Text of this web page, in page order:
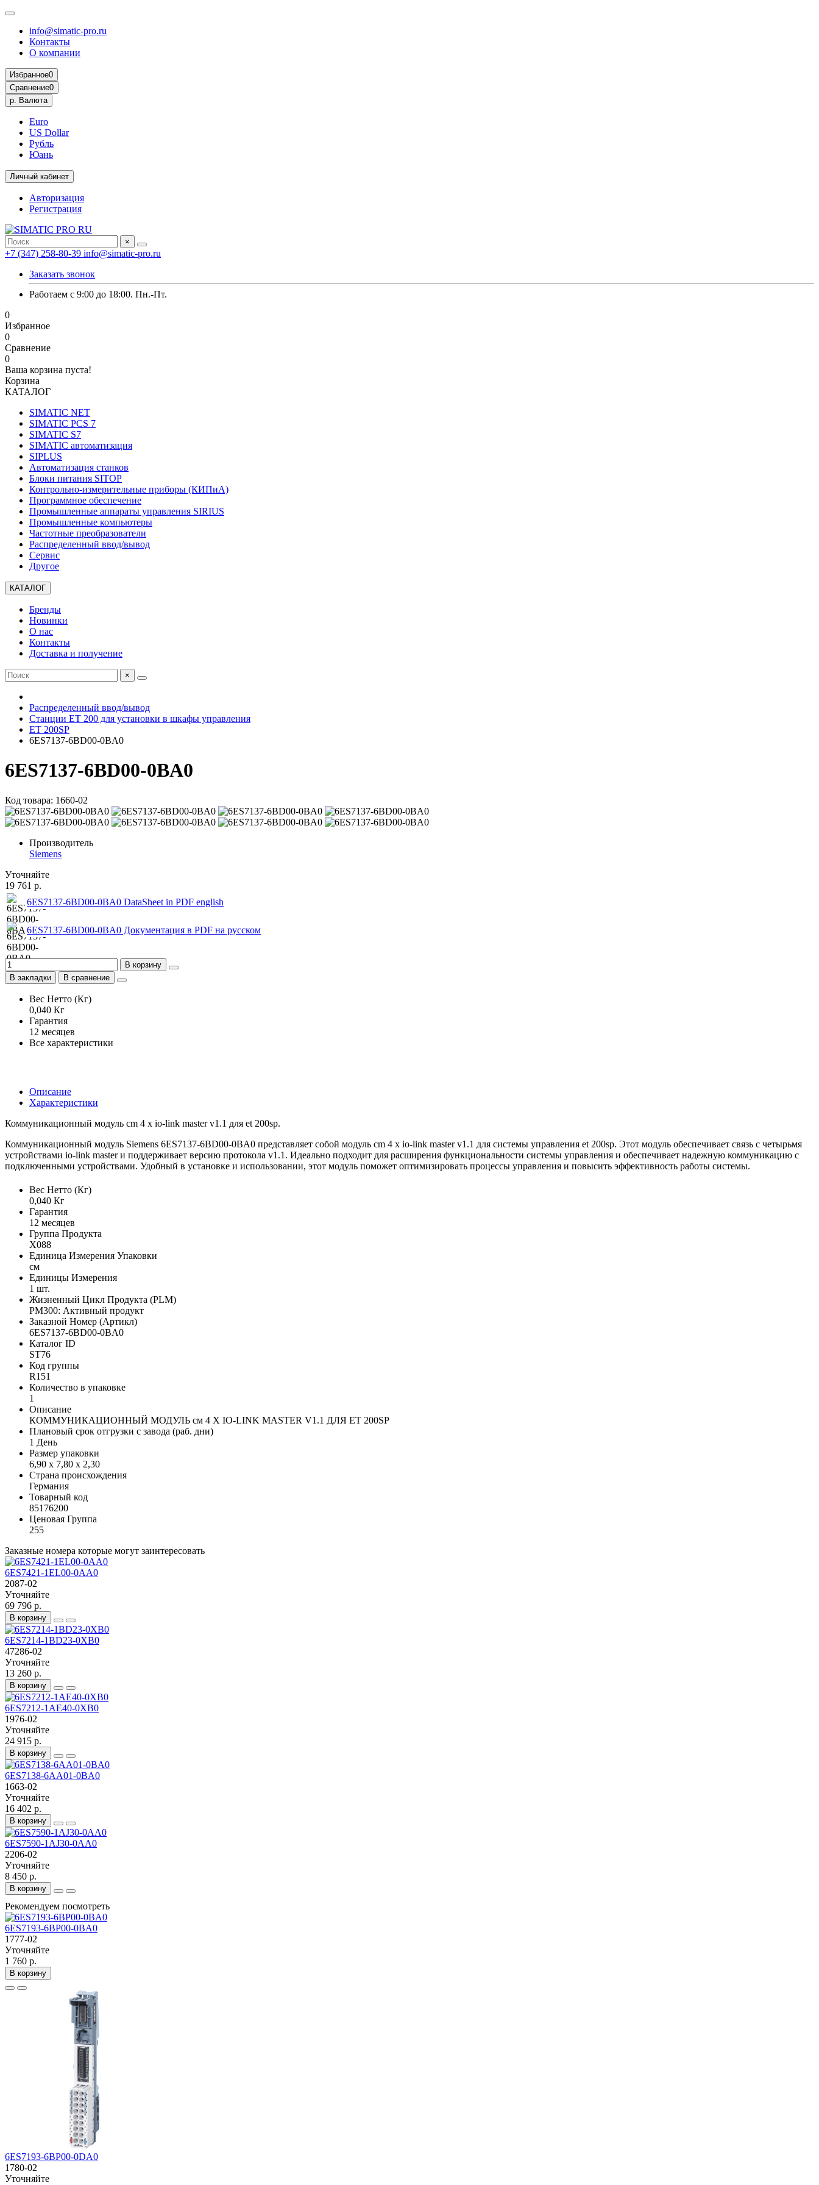
info@simatic-pro.ru
Контакты
О компании
Избранное0
Сравнение0
р. Валюта
Euro
US Dollar
Рубль
Юань
Личный кабинет
Авторизация
Регистрация
×
+7 (347) 258-80-39 info@simatic-pro.ru
Заказать звонок
Работаем с 9:00 до 18:00. Пн.-Пт.
0
Избранное
0
Сравнение
0
Ваша корзина пуста!
Корзина
КАТАЛОГ
SIMATIC NET
SIMATIC PCS 7
SIMATIC S7
SIMATIC автоматизация
SIPLUS
Автоматизация станков
Блоки питания SITOP
Контрольно-измерительные приборы (КИПиА)
Программное обеспечение
Промышленные аппараты управления SIRIUS
Промышленные компьютеры
Частотные преобразователи
Распределенный ввод/вывод
Сервис
Другое
КАТАЛОГ
Бренды
Новинки
О нас
Контакты
Доставка и получение
×
Распределенный ввод/вывод
Станции ET 200 для установки в шкафы управления
ET 200SP
6ES7137-6BD00-0BA0
6ES7137-6BD00-0BA0
Код товара: 1660-02
Производитель
Siemens
Уточняйте
19 761 р.
6ES7137-6BD00-0BA0 DataSheet in PDF english
6ES7137-6BD00-0BA0 Документация в PDF на русском
В корзину
В закладки
В сравнение
Вес Нетто (Кг)
0,040 Кг
Гарантия
12 месяцев
Все характеристики
Описание
Характеристики
Коммуникационный модуль cm 4 x io-link master v1.1 для et 200sp.
Коммуникационный модуль Siemens 6ES7137-6BD00-0BA0 представляет собой модуль cm 4 x io-link master v1.1 для системы управления et 200sp. Этот модуль обеспечивает связь с четырьмя
устройствами io-link master и поддерживает версию протокола v1.1. Идеально подходит для расширения функциональности системы управления и обеспечивает надежную коммуникацию с
подключенными устройствами. Удобный в установке и использовании, этот модуль поможет оптимизировать процессы управления и повысить эффективность работы системы.
Вес Нетто (Кг)
0,040 Кг
Гарантия
12 месяцев
Группа Продукта
X088
Единица Измерения Упаковки
см
Единицы Измерения
1 шт.
Жизненный Цикл Продукта (PLM)
PM300: Активный продукт
Заказной Номер (Артикл)
6ES7137-6BD00-0BA0
Каталог ID
ST76
Код группы
R151
Количество в упаковке
1
Описание
КОММУНИКАЦИОННЫЙ МОДУЛЬ см 4 X IO-LINK MASTER V1.1 ДЛЯ ET 200SP
Плановый срок отгрузки с завода (раб. дни)
1 День
Размер упаковки
6,90 x 7,80 x 2,30
Страна происхождения
Германия
Товарный код
85176200
Ценовая Группа
255
Заказные номера которые могут заинтересовать
6ES7421-1EL00-0AA0
2087-02
Уточняйте
69 796 р.
В корзину
6ES7214-1BD23-0XB0
47286-02
Уточняйте
13 260 р.
В корзину
6ES7212-1AE40-0XB0
1976-02
Уточняйте
24 915 р.
В корзину
6ES7138-6AA01-0BA0
1663-02
Уточняйте
16 402 р.
В корзину
6ES7590-1AJ30-0AA0
2206-02
Уточняйте
8 450 р.
В корзину
Рекомендуем посмотреть
6ES7193-6BP00-0BA0
1777-02
Уточняйте
1 760 р.
В корзину
6ES7193-6BP00-0DA0
1780-02
Уточняйте